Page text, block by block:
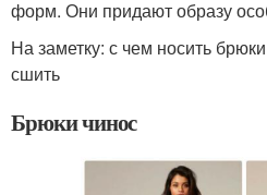
форм. Они придают образу
На заметку: с чем носить
сшить
Брюки чинос